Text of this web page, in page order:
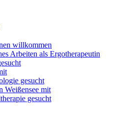
willkommen
Arbeiten als Ergotherapeutin
gesucht
Weißensee mit
gesucht